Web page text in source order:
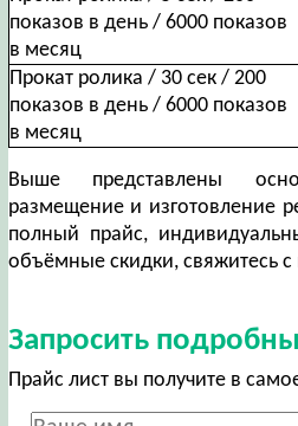
показов в день / 6000 показов
в месяц
Прокат ролика / 30 сек / 200
показов в день / 6000 показов
в месяц
Выше представлены
размещение и изготовление
полный прайс,
объёмные скидки, свяжитесь
Запросить
Прайс лист вы получите в